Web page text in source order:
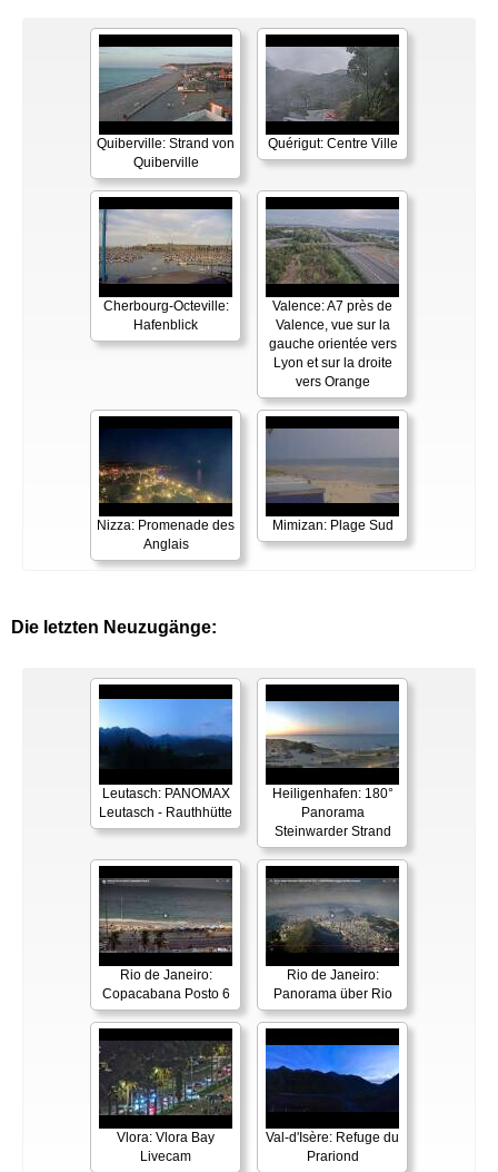
Quiberville: Strand von
Quiberville
Quérigut: Centre Ville
Cherbourg-Octeville:
Hafenblick
Valence: A7 près de
Valence, vue sur la
gauche orientée vers
Lyon et sur la droite
vers Orange
Nizza: Promenade des
Anglais
Mimizan: Plage Sud
Die letzten Neuzugänge:
Leutasch: PANOMAX
Leutasch - Rauthhütte
Heiligenhafen: 180°
Panorama
Steinwarder Strand
Rio de Janeiro:
Copacabana Posto 6
Rio de Janeiro:
Panorama über Rio
Vlora: Vlora Bay
Livecam
Val-d'Isère: Refuge du
Prariond